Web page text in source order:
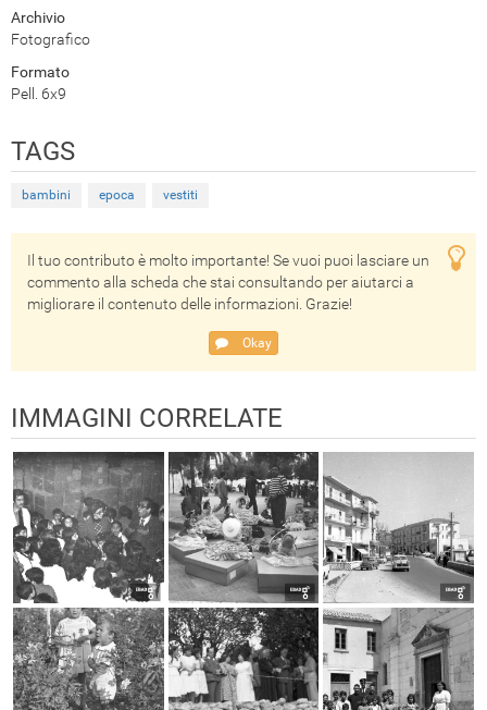
Archivio
Fotografico
Formato
Pell. 6x9
TAGS
bambini epoca vestiti
Il tuo contributo è molto importante! Se vuoi puoi lasciare un
commento alla scheda che stai consultando per aiutarci a
migliorare il contenuto delle informazioni. Grazie!
Okay
IMMAGINI CORRELATE